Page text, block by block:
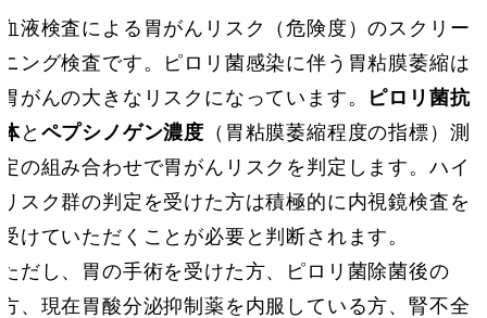
血液検査による胃がんリスク（危険度）のスクリー
ニング検査です。ピロリ菌感染に伴う胃粘膜萎縮は
胃がんの大きなリスクになっています。
ピロリ菌抗
体と ペプシノゲン濃度 （胃粘膜萎縮程度の指標）測
定の組み合わせで胃がんリスクを判定します。ハイ
リスク群の判定を受けた方は積極的に内視鏡検査を
受けていただくことが必要と判断されます。
ただし、胃の手術を受けた方、ピロリ菌除菌後の
方、現在胃酸分泌抑制薬を内服している方、腎不全